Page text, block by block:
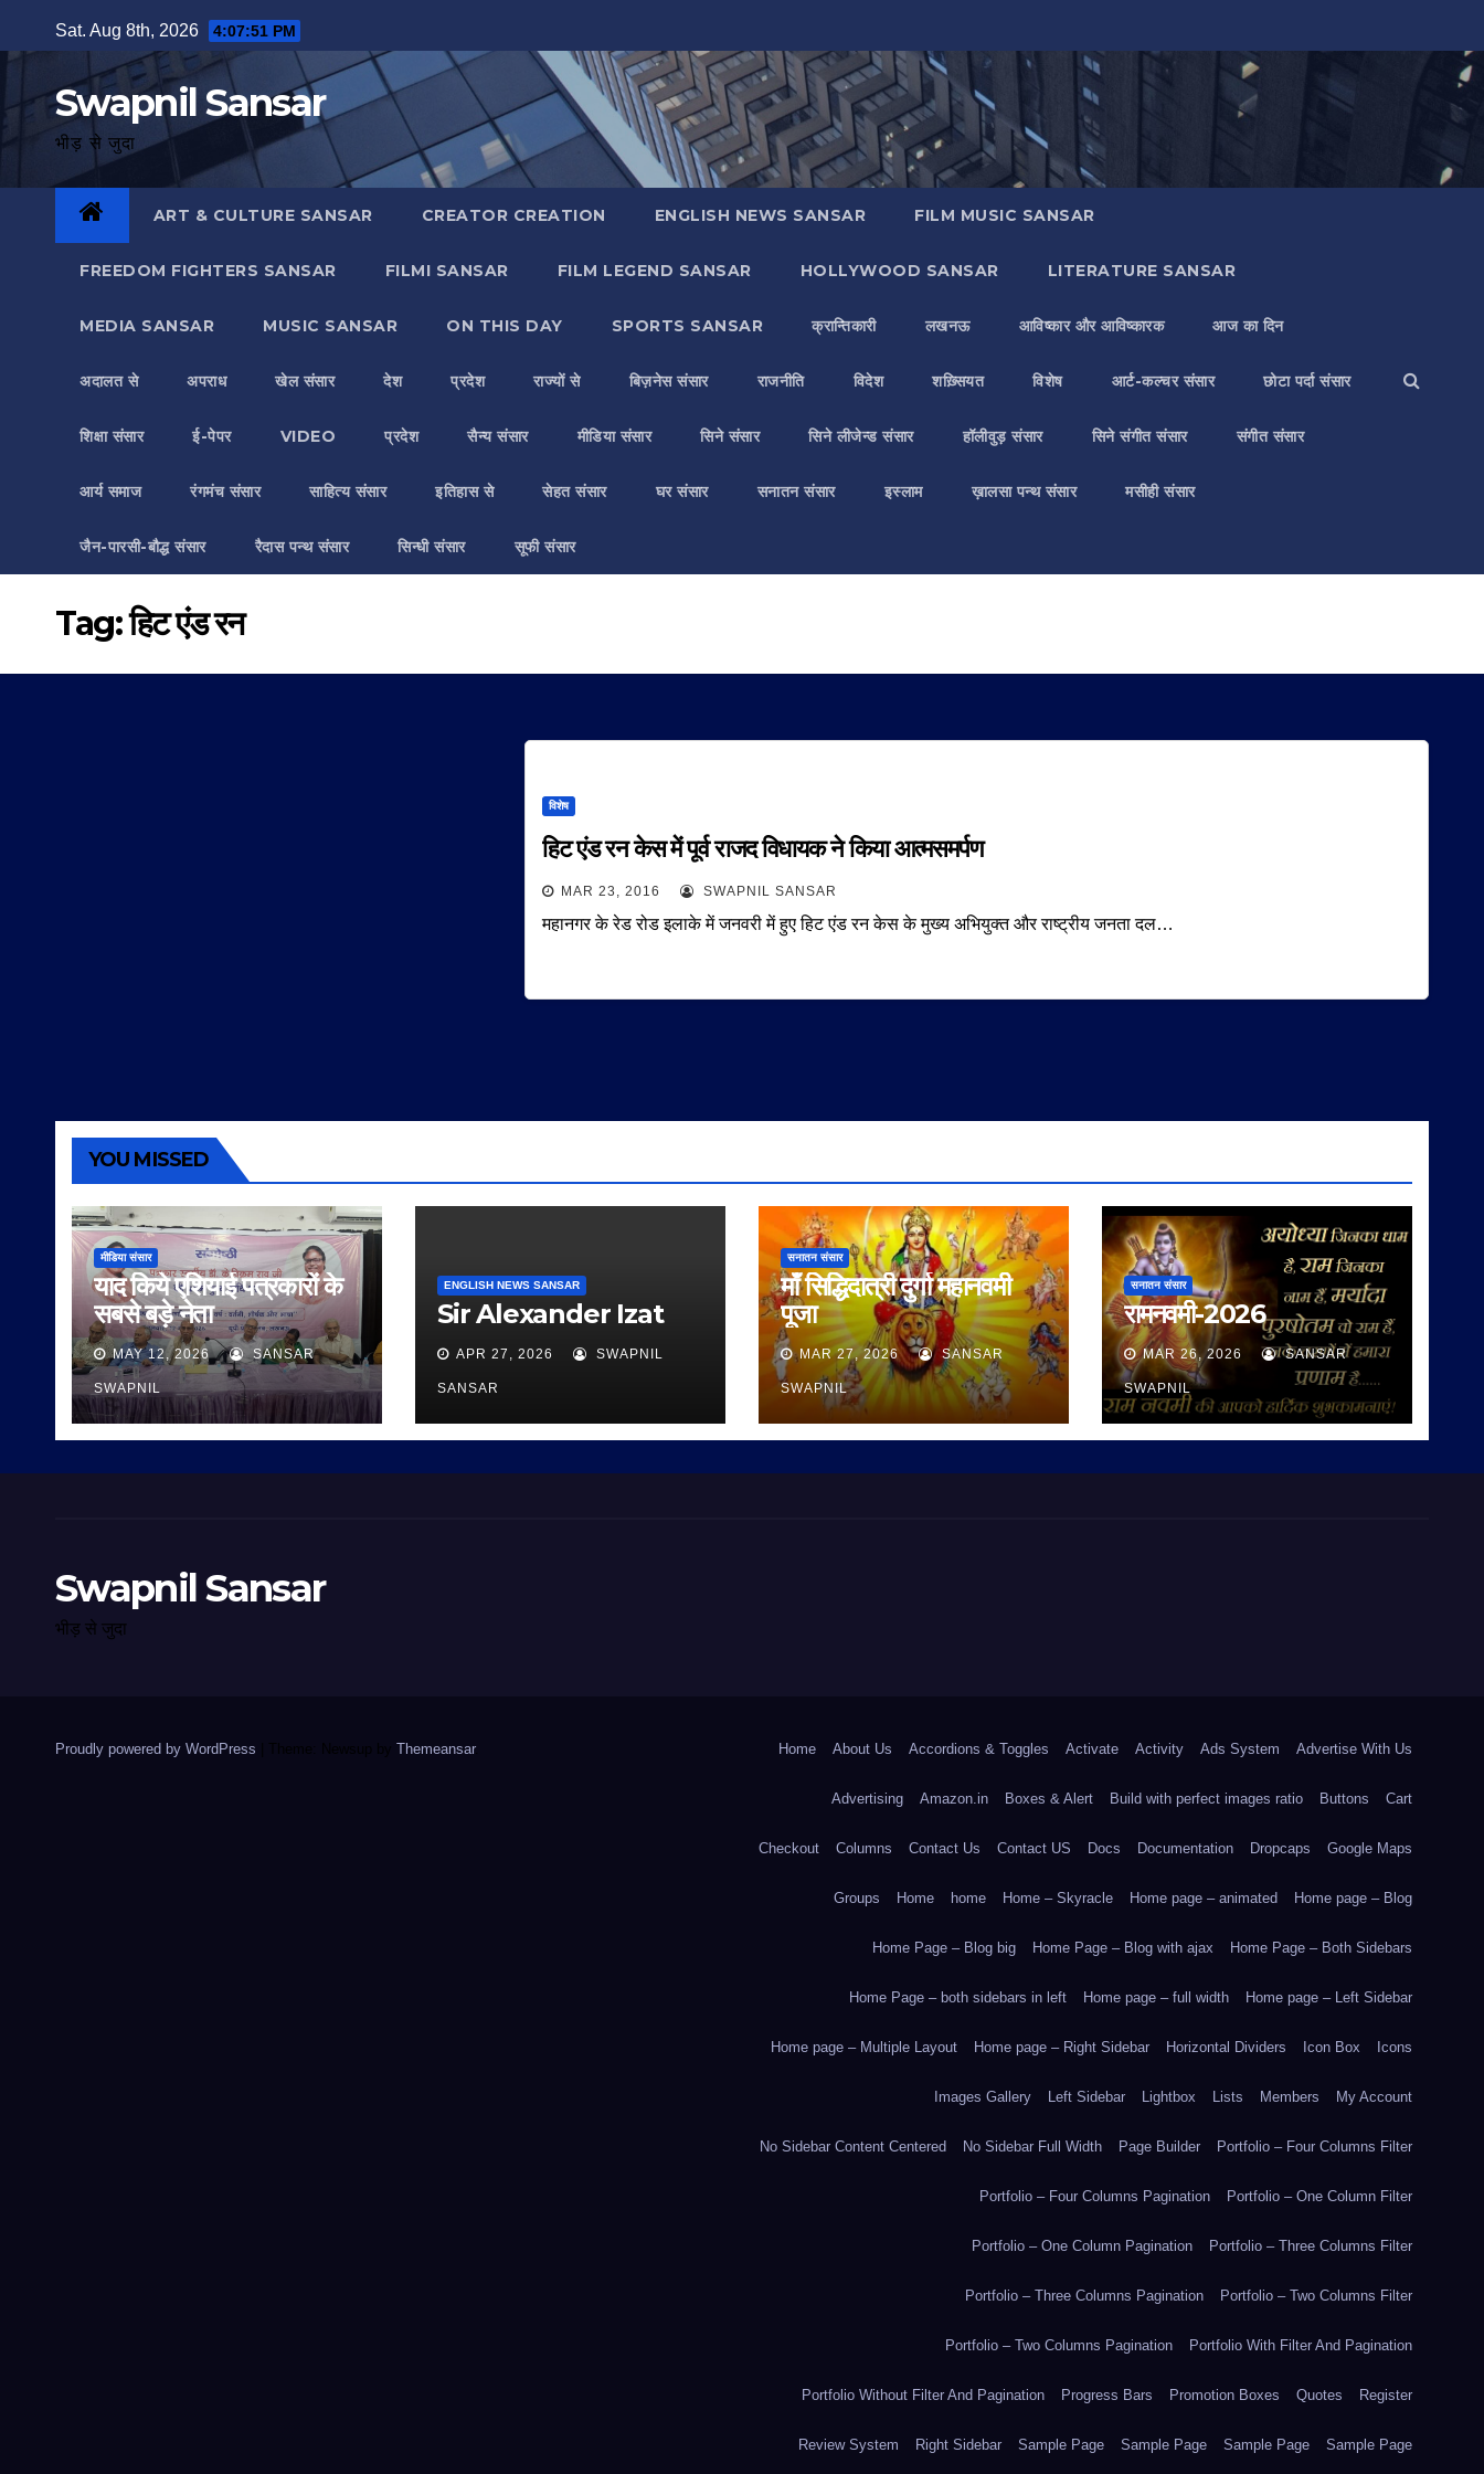
to
Sat. Aug 8th, 2026 4:07:52 PM
Swapnil Sansar
भीड़ से जुदा
ART & CULTURE SANSAR CREATOR CREATION ENGLISH NEWS SANSAR FILM MUSIC SANSAR
FREEDOM FIGHTERS SANSAR FILMI SANSAR FILM LEGEND SANSAR HOLLYWOOD SANSAR LITERATURE SANSAR
MEDIA SANSAR MUSIC SANSAR ON THIS DAY SPORTS SANSAR क्रान्तिकारी लखनऊ आविष्कार और आविष्कारक आज का दिन
अदालत से अपराध खेल संसार देश प्रदेश राज्यों से बिज़नेस संसार राजनीति विदेश शख़्सियत विशेष आर्ट-कल्चर संसार छोटा पर्दा संसार
शिक्षा संसार ई-पेपर VIDEO प्रदेश सैन्य संसार मीडिया संसार सिने संसार सिने लीजेन्ड संसार हॉलीवुड़ संसार सिने संगीत संसार संगीत संसार
आर्य समाज रंगमंच संसार साहित्य संसार इतिहास से सेहत संसार घर संसार सनातन संसार इस्लाम ख़ालसा पन्थ संसार मसीही संसार
जैन-पारसी-बौद्ध संसार रैदास पन्थ संसार सिन्धी संसार सूफी संसार
Tag:हिट एंड रन
विशेष
हिट एंड रन केस में पूर्व राजद विधायक ने किया आत्मसमर्पण
MAR 23, 2016 SWAPNIL SANSAR
महानगर के रेड रोड इलाके में जनवरी में हुए हिट एंड रन केस के मुख्य अभियुक्त और राष्ट्रीय जनता दल…
YOU MISSED
मीडिया संसार
याद किये एशियाई पत्रकारों के
सबसे बड़े नेता
MAY 12, 2026 SANSAR
SWAPNIL
ENGLISH NEWS SANSAR
Sir Alexander Izat
APR 27, 2026 SWAPNIL
SANSAR
सनातन संसार
माँ सिद्धिदात्री दुर्गा महानवमी
पूजा
MAR 27, 2026 SANSAR
SWAPNIL
सनातन संसार
रामनवमी-2026
MAR 26, 2026 SANSAR
SWAPNIL
Swapnil Sansar
भीड़ से जुदा
Proudly powered by WordPress Theme: Newsup by Themeansar. Home About Us Accordions & Toggles Activate Activity Ads System Advertise With Us
Advertising Amazon.in Boxes & Alert Build with perfect images ratio Buttons Cart
Checkout Columns Contact Us Contact US Docs Documentation Dropcaps Google Maps
Groups Home home Home – Skyracle Home page – animated Home page – Blog
Home Page – Blog big Home Page – Blog with ajax Home Page – Both Sidebars
Home Page – both sidebars in left Home page – full width Home page – Left Sidebar
Home page – Multiple Layout Home page – Right Sidebar Horizontal Dividers Icon Box Icons
Images Gallery Left Sidebar Lightbox Lists Members My Account
No Sidebar Content Centered No Sidebar Full Width Page Builder Portfolio – Four Columns Filter
Portfolio – Four Columns Pagination Portfolio – One Column Filter
Portfolio – One Column Pagination Portfolio – Three Columns Filter
Portfolio – Three Columns Pagination Portfolio – Two Columns Filter
Portfolio – Two Columns Pagination Portfolio With Filter And Pagination
Portfolio Without Filter And Pagination Progress Bars Promotion Boxes Quotes Register
Review System Right Sidebar Sample Page Sample Page Sample Page Sample Page